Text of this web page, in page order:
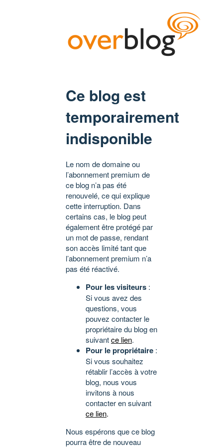
Ce blog est
temporairement
indisponible
Le nom de domaine ou
l’abonnement premium de
ce blog n’a pas été
renouvelé, ce qui explique
cette interruption. Dans
certains cas, le blog peut
également être protégé par
un mot de passe, rendant
son accès limité tant que
l’abonnement premium n’a
pas été réactivé.
Pour les visiteurs :
Si vous avez des
questions, vous
pouvez contacter le
propriétaire du blog en
suivantce lien.
Pour le propriétaire :
Si vous souhaitez
rétablir l’accès à votre
blog, nous vous
invitons à nous
contacter en suivant
ce lien.
Nous espérons que ce blog
pourra être de nouveau